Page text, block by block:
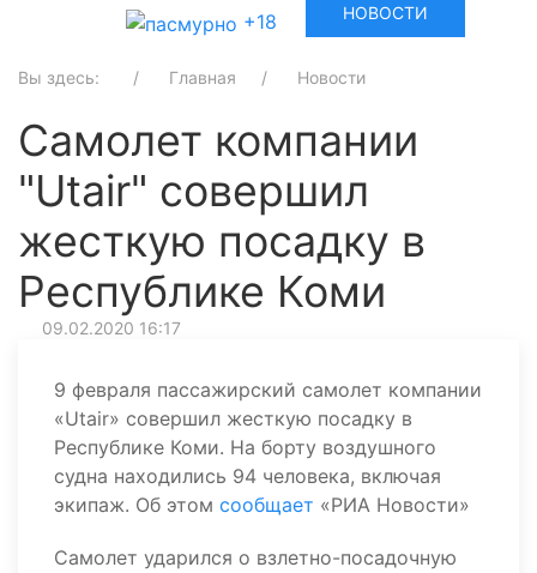
+18 НОВОСТИ
Вы здесь: Главная Новости
Самолет компании
"Utair" совершил
жесткую посадку в
Республике Коми
09.02.2020 16:17
9 февраля пассажирский самолет компании
«Utair» совершил жесткую посадку в
Республике Коми. На борту воздушного
судна находились 94 человека, включая
экипаж. Об этом сообщает «РИА Новости»
Самолет ударился о взлетно-посадочную